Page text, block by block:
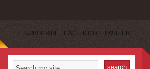
SUBSCRIBE FACEBOOK TWITTER